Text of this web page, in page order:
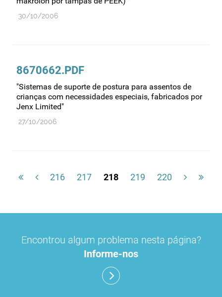
30/10/2006
8670662.PDF
"Sistemas de suporte de postura para assentos de
crianças com necessidades especiais, fabricados por
Jenx Limited"
27/10/2006
216 217 218 219 220
Encontrou algum problema nesta página?
Informe-nos